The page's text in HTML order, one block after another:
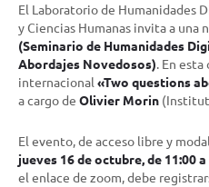
El Laboratorio de Humanidades
y Ciencias Humanas invita a una
(Seminario de Humanidades
Abordajes Novedosos). En
internacional «Two questions
a cargo de Olivier Morin (Institut
El evento, de acceso libre y
jueves 16 de octubre, de 11:00
el enlace de zoom, debe